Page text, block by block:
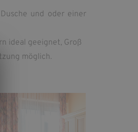
und oder einer
ideal geeignet, Groß
möglich.